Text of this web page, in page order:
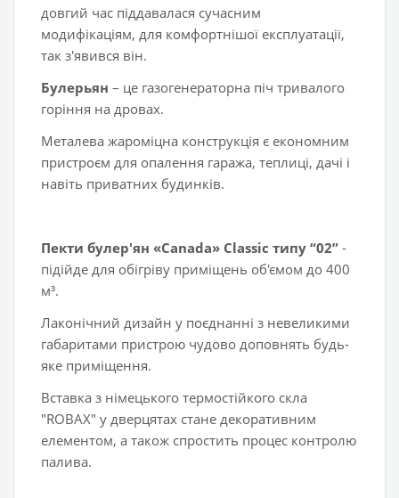
довгий час піддавалася сучасним
модифікаціям, для комфортнішої експлуатації,
так з'явився він.
Булерьян – це газогенераторна піч тривалого
горіння на дровах.
Металева жароміцна конструкція є економним
пристроєм для опалення гаража, теплиці, дачі і
навіть приватних будинків.
Пекти булер'ян «Canada» Classic типу “02” -
підійде для обігріву приміщень об'ємом до 400
м³.
Лаконічний дизайн у поєднанні з невеликими
габаритами пристрою чудово доповнять будь-
яке приміщення.
Вставка з німецького термостійкого скла
"ROBAX" у дверцятах стане декоративним
елементом, а також спростить процес контролю
палива.